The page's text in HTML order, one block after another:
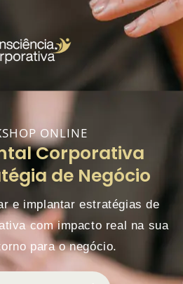
ONLINE
Corporativa
de Negócio
e implantar estratégias de
com impacto real na sua
para o negócio.